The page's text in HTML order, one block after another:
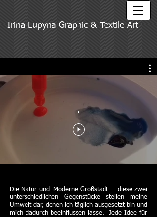
Irina Lupyna Graphic & Textile Art
.
Die Natur und Moderne Großstadt – diese zwei
unterschiedlichen Gegenstücke stellen meine
Umwelt dar, denen ich täglich ausgesetzt bin und
mich dadurch beeinflussen lasse. Jede Idee für